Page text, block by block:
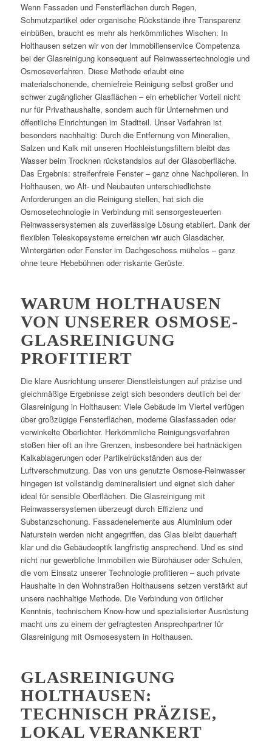
Wenn Fassaden und Fensterflächen durch Regen,
Schmutzpartikel oder organische Rückstände ihre Transparenz
einbüßen, braucht es mehr als herkömmliches Wischen. In
Holthausen setzen wir von der Immobilienservice Competenza
bei der Glasreinigung konsequent auf Reinwassertechnologie und
Osmoseverfahren. Diese Methode erlaubt eine
materialschonende, chemiefreie Reinigung selbst großer und
schwer zugänglicher Glasflächen – ein erheblicher Vorteil nicht
nur für Privathaushalte, sondern auch für Unternehmen und
öffentliche Einrichtungen im Stadtteil. Unser Verfahren ist
besonders nachhaltig: Durch die Entfernung von Mineralien,
Salzen und Kalk mit unseren Hochleistungsfiltern bleibt das
Wasser beim Trocknen rückstandslos auf der Glasoberfläche.
Das Ergebnis: streifenfreie Fenster – ganz ohne Nachpolieren. In
Holthausen, wo Alt- und Neubauten unterschiedlichste
Anforderungen an die Reinigung stellen, hat sich die
Osmosetechnologie in Verbindung mit sensorgesteuerten
Reinwassersystemen als zuverlässige Lösung etabliert. Dank der
flexiblen Teleskopsysteme erreichen wir auch Glasdächer,
Wintergärten oder Fenster im Dachgeschoss mühelos – ganz
ohne teure Hebebühnen oder riskante Gerüste.
WARUM HOLTHAUSEN
VON UNSERER OSMOSE-
GLASREINIGUNG
PROFITIERT
Die klare Ausrichtung unserer Dienstleistungen auf präzise und
gleichmäßige Ergebnisse zeigt sich besonders deutlich bei der
Glasreinigung in Holthausen: Viele Gebäude im Viertel verfügen
über großzügige Fensterflächen, moderne Glasfassaden oder
verwinkelte Oberlichter. Herkömmliche Reinigungsverfahren
stoßen hier oft an ihre Grenzen, insbesondere bei hartnäckigen
Kalkablagerungen oder Partikelrückständen aus der
Luftverschmutzung. Das von uns genutzte Osmose-Reinwasser
hingegen ist vollständig demineralisiert und eignet sich daher
ideal für sensible Oberflächen. Die Glasreinigung mit
Reinwassersystemen überzeugt durch Effizienz und
Substanzschonung. Fassadenelemente aus Aluminium oder
Naturstein werden nicht angegriffen, das Glas bleibt dauerhaft
klar und die Gebäudeoptik langfristig ansprechend. Und es sind
nicht nur gewerbliche Immobilien wie Bürohäuser oder Schulen,
die vom Einsatz unserer Technologie profitieren – auch private
Haushalte in den Wohnstraßen Holthausens setzen verstärkt auf
unsere nachhaltige Methode. Die Verbindung von örtlicher
Kenntnis, technischem Know-how und spezialisierter Ausrüstung
macht uns zu einem der gefragtesten Ansprechpartner für
Glasreinigung mit Osmosesystem in Holthausen.
GLASREINIGUNG
HOLTHAUSEN:
TECHNISCH PRÄZISE,
LOKAL VERANKERT